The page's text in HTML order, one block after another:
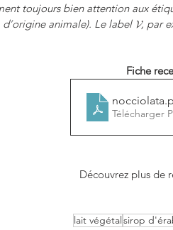
toujours bien attention aux
d’origine animale). Le label 𝓥, par
Fiche
nocciolata
Télécharger
Découvrez plus de
lait végétalsirop